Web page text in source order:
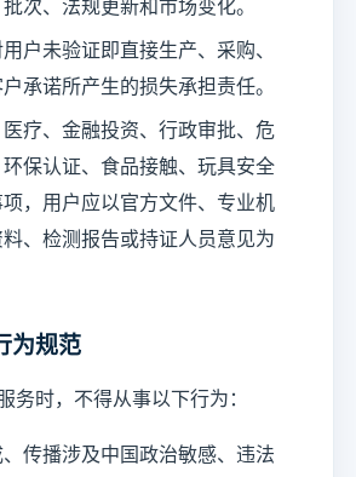
次、法规更新和市场变化。
户未验证即直接生产、采购、
承诺所产生的损失承担责任。
疗、金融投资、行政审批、危
保认证、食品接触、玩具安全
，用户应以官方文件、专业机
、检测报告或持证人员意见为
为规范
务时，不得从事以下行为：
传播涉及中国政治敏感、违法